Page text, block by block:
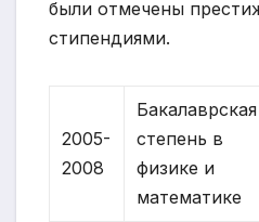
были отмечены
стипендиями.
2005-
2008
Бакалаврская
степень в
физике и
математике